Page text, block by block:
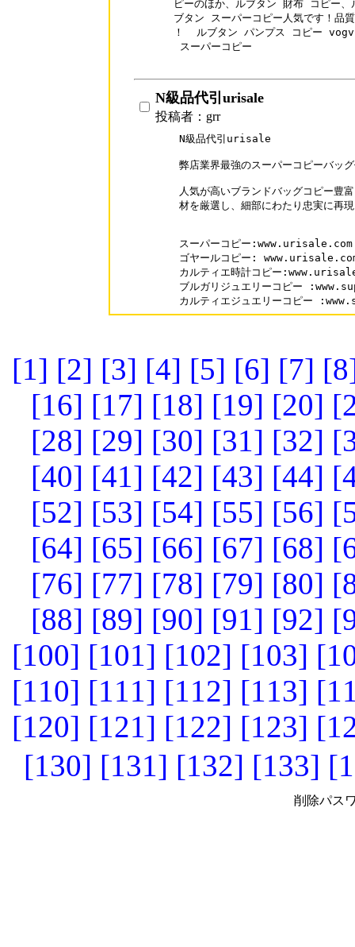
ピーのほか、ルブタン 財布 コピー
ブタン スーパーコピー人気です！品
！  ルブタン パンプス コピー
スーパーコピー
N級品代引urisale
投稿者：grr
N級品代引urisale
弊店業界最強のスーパーコピーバ
人気が高いブランドバッグコピー豊
材を厳選し、細部にわたり忠実に再
スーパーコピー:www.urisale.com
ゴヤールコピー:
カルティエ時計コピー
ブルガリジュエリーコピー
カルティエジュエリーコピー
[1] [2] [3] [4] [5] [6] [7]
[16] [17] [18] [19] [20]
[28] [29] [30] [31] [32]
[40] [41] [42] [43] [44]
[52] [53] [54] [55] [56]
[64] [65] [66] [67] [68]
[76] [77] [78] [79] [80]
[88] [89] [90] [91] [92]
[100] [101] [102] [103]
[110] [111] [112] [113]
[120] [121] [122] [123]
[130] [131] [132] [133]
削除パス